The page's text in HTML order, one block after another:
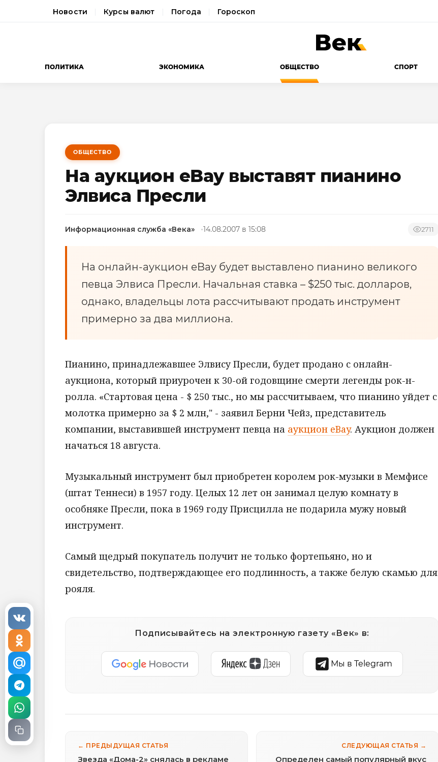
Новости Курсы валют Погода Гороскоп
ПОЛИТИКА ЭКОНОМИКА ОБЩЕСТВО СПОРТ
ОБЩЕСТВО
На аукцион eBay выставят пианино
Элвиса Пресли
Информационная служба «Века» 14.08.2007 в 15:08 2711
На онлайн-аукцион eBay будет выставлено пианино великого
певца Элвиса Пресли. Начальная ставка – $250 тыс. долларов,
однако, владельцы лота рассчитывают продать инструмент
примерно за два миллиона.
Пианино, принадлежавшее Элвису Пресли, будет продано с онлайн-
аукциона, который приурочен к 30-ой годовщине смерти легенды рок-н-
ролла. «Стартовая цена - $ 250 тыс., но мы рассчитываем, что пианино уйдет с
молотка примерно за $ 2 млн," - заявил Берни Чейз, представитель
компании, выставившей инструмент певца на аукцион eBay. Аукцион должен
начаться 18 августа.
Музыкальный инструмент был приобретен королем рок-музыки в Мемфисе
(штат Теннеси) в 1957 году. Целых 12 лет он занимал целую комнату в
особняке Пресли, пока в 1969 году Присцилла не подарила мужу новый
инструмент.
Самый щедрый покупатель получит не только фортепьяно, но и
свидетельство, подтверждающее его подлинность, а также белую скамью для
рояля.
Подписывайтесь на электронную газету «Век» в:
Мы в Telegram
← ПРЕДЫДУЩАЯ СТАТЬЯ
Звезда «Домa-2» снялась в рекламе
СЛЕДУЮЩАЯ СТАТЬЯ →
Определен самый популярный вкус